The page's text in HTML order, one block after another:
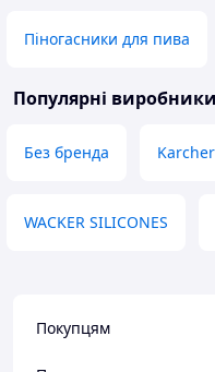
Піногасники для пива
Популярні виробники
Без бренда Karcher
WACKER SILICONES
Покупцям